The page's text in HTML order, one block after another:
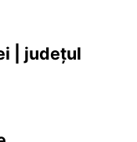
| județul